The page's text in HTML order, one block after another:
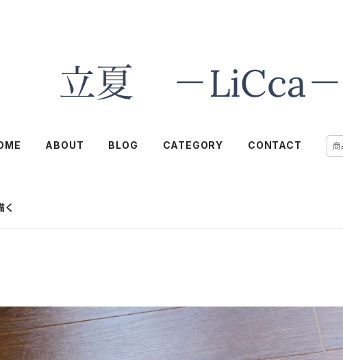
ABOUT BLOG CATEGORY CONTACT